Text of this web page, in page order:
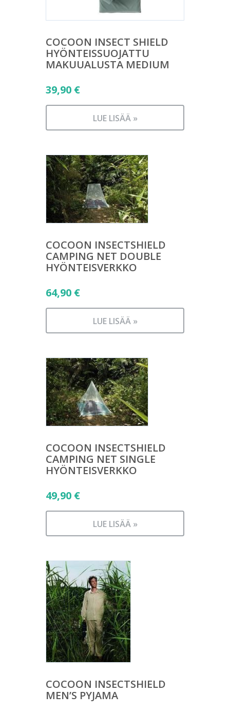
COCOON INSECT SHIELD
HYÖNTEISSUOJATTU
MAKUUALUSTA MEDIUM
39,90 €
LUE LISÄÄ »
COCOON INSECTSHIELD
CAMPING NET DOUBLE
HYÖNTEISVERKKO
64,90 €
LUE LISÄÄ »
COCOON INSECTSHIELD
CAMPING NET SINGLE
HYÖNTEISVERKKO
49,90 €
LUE LISÄÄ »
COCOON INSECTSHIELD
MEN’S PYJAMA